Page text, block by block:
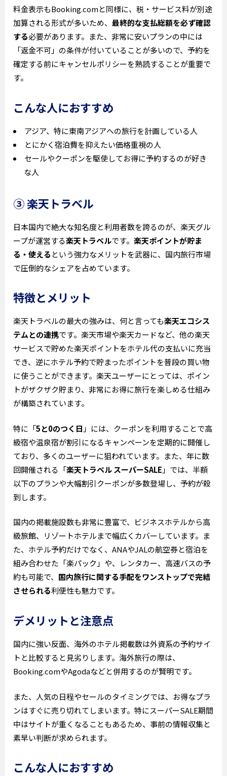
料金表示もBooking.comと同様に、税・サービス料が別途
加算される形式が多いため、 最終的な支払総額を必ず確認
する必要があります。また、非常に安いプランの中には
「返金不可」の条件が付いていることが多いので、予約を
確定する前にキャンセルポリシーを熟読することが重要で
す。
こんな人におすすめ
アジア、特に東南アジアへの旅行を計画している人
とにかく宿泊費を抑えたい価格重視の人
セールやクーポンを駆使してお得に予約するのが好き
な人
③ 楽天トラベル
日本国内で絶大な知名度と利用者数を誇るのが、楽天グル
ープが運営する楽天トラベルです。 楽天ポイントが貯ま
る・使える という強力なメリットを武器に、国内旅行市場
で圧倒的なシェアを占めています。
特徴とメリット
楽天トラベルの最大の強みは、何と言っても楽天エコシス
テムとの連携です。楽天市場や楽天カードなど、他の楽天
サービスで貯めた楽天ポイントをホテル代の支払いに充当
でき、逆にホテル予約で貯まったポイントを普段の買い物
に使うことができます。楽天ユーザーにとっては、ポイン
トがザクザク貯まり、非常にお得に旅行を楽しめる仕組み
が構築されています。
特に「5と0のつく日 」には、クーポンを利用することで高
級宿や温泉宿が割引になるキャンペーンを定期的に開催し
ており、多くのユーザーに狙われています。また、年に数
回開催される「楽天トラベル スーパーSALE 」では、半額
以下のプランや大幅割引クーポンが多数登場し、予約が殺
到します。
国内の掲載施設数も非常に豊富で、ビジネスホテルから高
級旅館、リゾートホテルまで幅広くカバーしています。ま
た、ホテル予約だけでなく、ANAやJALの航空券と宿泊を
組み合わせた「楽パック」や、レンタカー、高速バスの予
約も可能で、 国内旅行に関する手配をワンストップで完結
させられる利便性も魅力です。
デメリットと注意点
国内に強い反面、海外のホテル掲載数は外資系の予約サイ
トと比較すると見劣りします。海外旅行の際は、
Booking.comやAgodaなどと併用するのが賢明です。
また、人気の日程やセールのタイミングでは、お得なプラ
ンはすぐに売り切れてしまいます。特にスーパーSALE期間
中はサイトが重くなることもあるため、事前の情報収集と
素早い判断が求められます。
こんな人におすすめ